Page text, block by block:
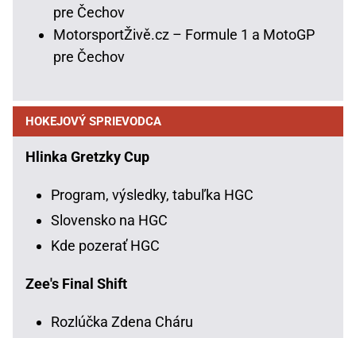
pre Čechov
MotorsportŽivě.cz – Formule 1 a MotoGP
pre Čechov
HOKEJOVÝ SPRIEVODCA
Hlinka Gretzky Cup
Program, výsledky, tabuľka HGC
Slovensko na HGC
Kde pozerať HGC
Zee's Final Shift
Rozlúčka Zdena Cháru